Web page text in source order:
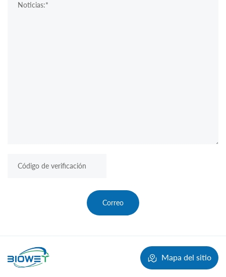
Correo
Mapa del sitio